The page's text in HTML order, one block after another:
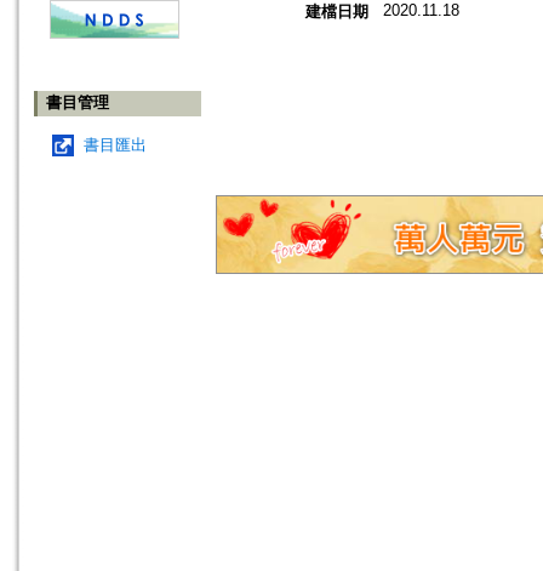
書目管理
書目匯出
建檔日期 2020.11.18